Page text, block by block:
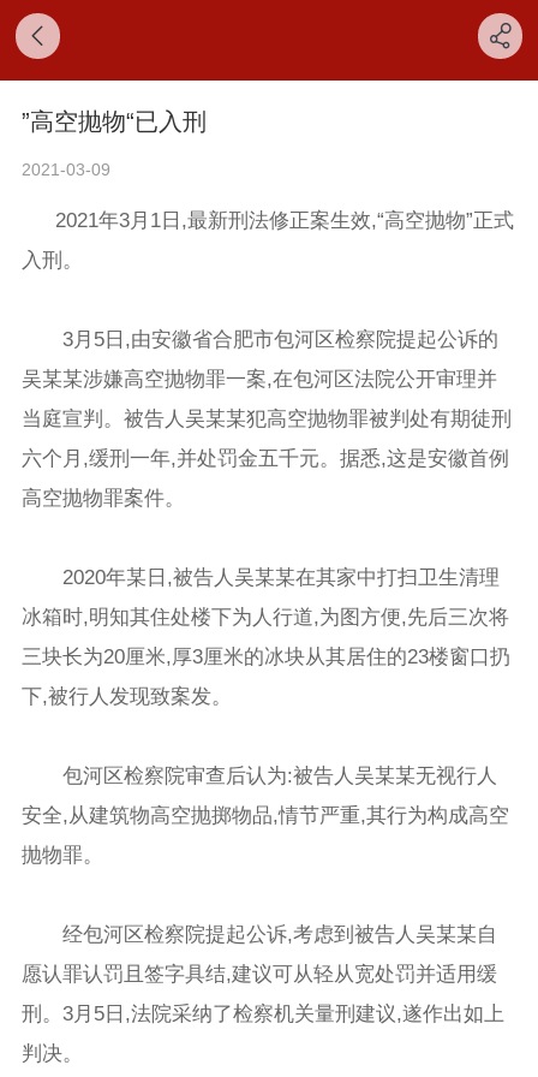
”高空抛物“已入刑
2021-03-09
2021年3月1日,最新刑法修正案生效,“高空抛物”正式
入刑。
3月5日,由安徽省合肥市包河区检察院提起公诉的
吴某某涉嫌高空抛物罪一案,在包河区法院公开审理并
当庭宣判。被告人吴某某犯高空抛物罪被判处有期徒刑
六个月,缓刑一年,并处罚金五千元。据悉,这是安徽首例
高空抛物罪案件。
2020年某日,被告人吴某某在其家中打扫卫生清理
冰箱时,明知其住处楼下为人行道,为图方便,先后三次将
三块长为20厘米,厚3厘米的冰块从其居住的23楼窗口扔
下,被行人发现致案发。
包河区检察院审查后认为:被告人吴某某无视行人
安全,从建筑物高空抛掷物品,情节严重,其行为构成高空
抛物罪。
经包河区检察院提起公诉,考虑到被告人吴某某自
愿认罪认罚且签字具结,建议可从轻从宽处罚并适用缓
刑。3月5日,法院采纳了检察机关量刑建议,遂作出如上
判决。